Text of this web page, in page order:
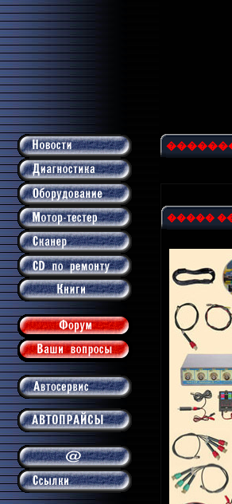
�����